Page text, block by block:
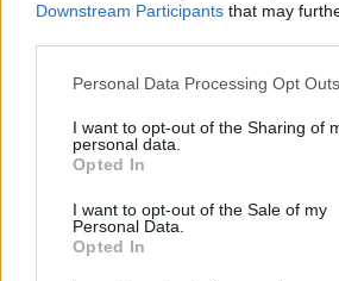
Downstream Participants that may
Please note that this website/app uses
not limited to your visit or usage
grant or deny consent to Google and its
use your data for below specified
consent section.
Personal Data Processing Opt Outs
I want to opt-out of the Sharing of
personal data.
Opted In
I want to opt-out of the Sale of my
Personal Data.
Opted In
„Jó látni, hogy közel az álom” –
pletykákról